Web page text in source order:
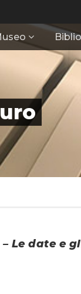
Le date e